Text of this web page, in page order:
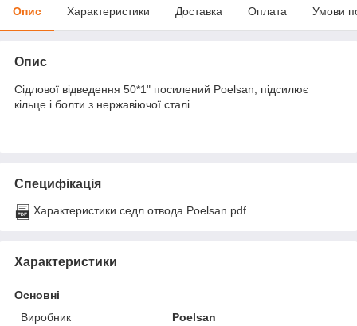
Опис Характеристики Доставка Оплата Умови
Опис
Сідлової відведення 50*1" посилений Poelsan, підсилює
кільце і болти з нержавіючої сталі.
Специфікація
Характеристики седл отвода Poelsan.pdf
Характеристики
Основні
Виробник
Poelsan